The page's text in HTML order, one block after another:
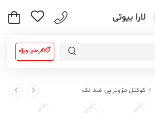
لارا بیوتی
آفرهای ویژه
کوکتل مزوتراپی ضد لک